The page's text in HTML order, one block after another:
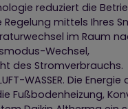
reduziert die
Regelung mittels Ihres
im Raum
Wechsel,
des Stromverbrauchs.
WASSER. Die
Fußbodenheizung,